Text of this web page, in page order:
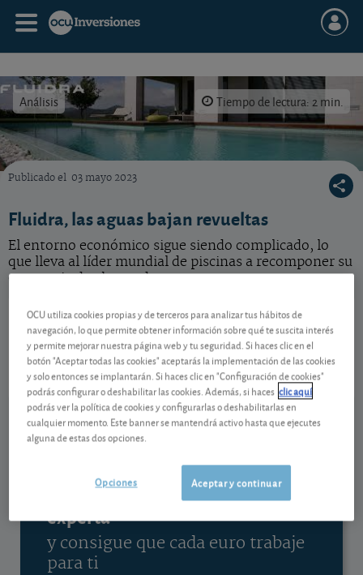
Análisis Tiempo de lectura: 2 min.
Publicado el 03 mayo 2023
Fluidra, las aguas bajan revueltas
El entorno económico sigue siendo complicado, lo
que lleva al líder mundial de piscinas a recomponer su
estrategia de ahorro de costes.
Fluidra
ES0137650018
07/08/2026 Madrid
20,36 EUR
0,04 EUR (0,20 %)
Ver detalladamente
Contenido reservado a SOCIOS
Gestiona tu dinero con visión
experta
y consigue que cada euro trabaje
para ti
OCU utiliza cookies propias y de terceros para analizar tus hábitos de
navegación, lo que permite obtener información sobre qué te suscita interés
y permite mejorar nuestra página web y tu seguridad. Si haces clic en el
botón "Aceptar todas las cookies" aceptarás la implementación de las cookies
y solo entonces se implantarán. Si haces clic en "Configuración de cookies"
podrás configurar o deshabilitar las cookies. Además, si haces clic aquí
podrás ver la política de cookies y configurarlas o deshabilitarlas en
cualquier momento. Este banner se mantendrá activo hasta que ejecutes
alguna de estas dos opciones.
Aceptar y continuar
Opciones